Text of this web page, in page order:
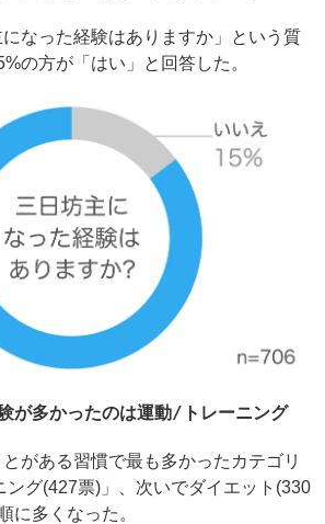
になった経験はありますか」という質
の方が「はい」と回答した。
が多かったのは運動/トレーニング
がある習慣で最も多かったカテゴリ
ング(427票)」、次いでダイエット(330
に多くなった。